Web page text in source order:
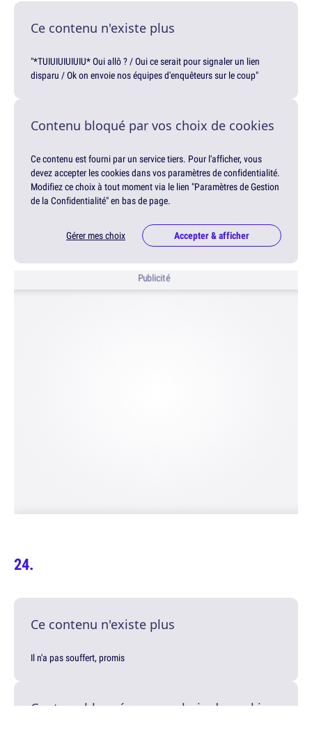
Ce contenu n'existe plus
"*TUIUIUIUIUIU* Oui allô ? / Oui ce serait pour signaler un lien
disparu / Ok on envoie nos équipes d'enquêteurs sur le coup"
Contenu bloqué par vos choix de cookies
Ce contenu est fourni par un service tiers. Pour l'afficher, vous
devez accepter les cookies dans vos paramètres de confidentialité.
Modifiez ce choix à tout moment via le lien "Paramètres de Gestion
de la Confidentialité" en bas de page.
Gérer mes choix Accepter & afficher
Publicité
Ce contenu n'existe plus
Il n'a pas souffert, promis
Contenu bloqué par vos choix de cookies